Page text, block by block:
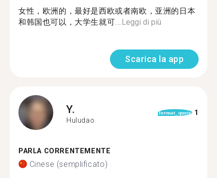
女性，欧洲的，最好是西欧或者南欧，亚洲的日本
和韩国也可以，大学生就可...Leggi di più
Scarica la app
Y.
Huludao
format_quote 1
PARLA CORRENTEMENTE
Cinese (semplificato)